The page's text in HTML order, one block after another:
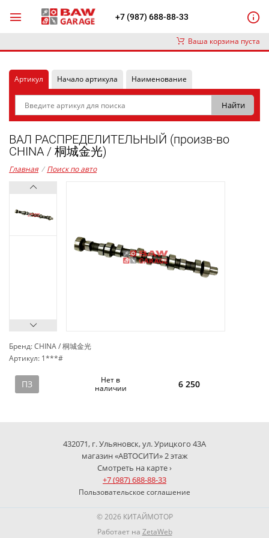
+7 (987) 688-88-33
Ваша корзина пуста
Артикул Начало артикула Наименование
ВАЛ РАСПРЕДЕЛИТЕЛЬНЫЙ (произв-во
CHINA / 桐城金光)
Главная / Поиск по авто
Бренд: CHINA / 桐城金光
Артикул: 1***#
ПЗ
Нет в
наличии
6 250
432071, г. Ульяновск, ул. Урицкого 43А
магазин «АВТОСИТИ» 2 этаж
Смотреть на карте ›
+7 (987) 688-88-33
Пользовательское соглашение
© 2026 КИТАЙМОТОР
Работает на ZetaWeb